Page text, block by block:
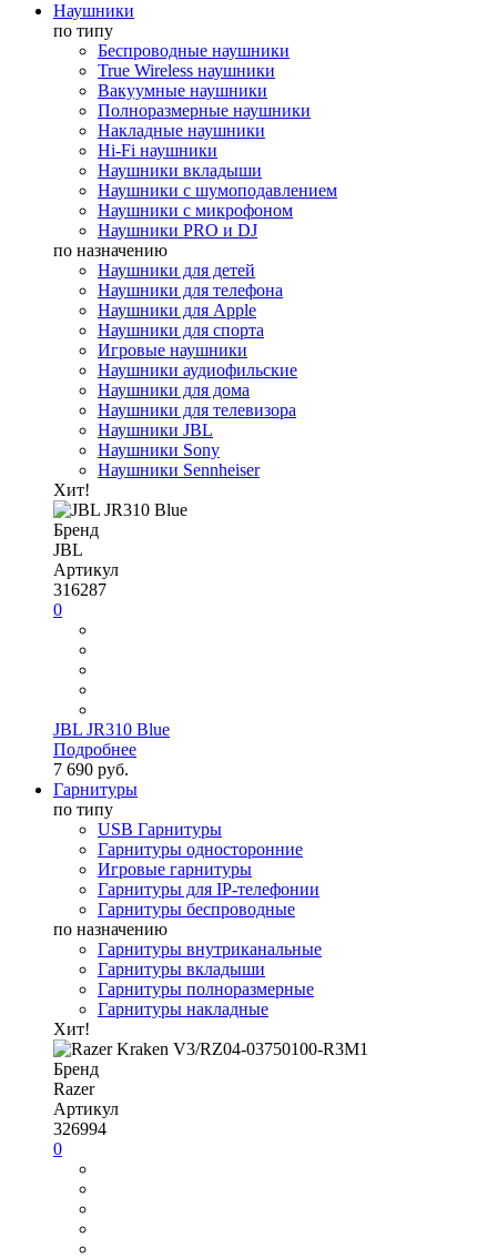
Наушники
по типу
Беспроводные наушники
True Wireless наушники
Вакуумные наушники
Полноразмерные наушники
Накладные наушники
Hi-Fi наушники
Наушники вкладыши
Наушники с шумоподавлением
Наушники с микрофоном
Наушники PRO и DJ
по назначению
Наушники для детей
Наушники для телефона
Наушники для Apple
Наушники для спорта
Игровые наушники
Наушники аудиофильские
Наушники для дома
Наушники для телевизора
Наушники JBL
Наушники Sony
Наушники Sennheiser
Хит!
Бренд
JBL
Артикул
316287
0
JBL JR310 Blue
Подробнее
7 690 руб.
Гарнитуры
по типу
USB Гарнитуры
Гарнитуры односторонние
Игровые гарнитуры
Гарнитуры для IP-телефонии
Гарнитуры беспроводные
по назначению
Гарнитуры внутриканальные
Гарнитуры вкладыши
Гарнитуры полноразмерные
Гарнитуры накладные
Хит!
Бренд
Razer
Артикул
326994
0